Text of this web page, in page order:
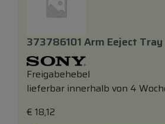
373786101 Arm Eeject Tray
Freigabehebel
lieferbar innerhalb von 4
€ 18,12